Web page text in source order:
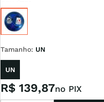
Tamanho: UN
UN
R$ 139,87no PIX